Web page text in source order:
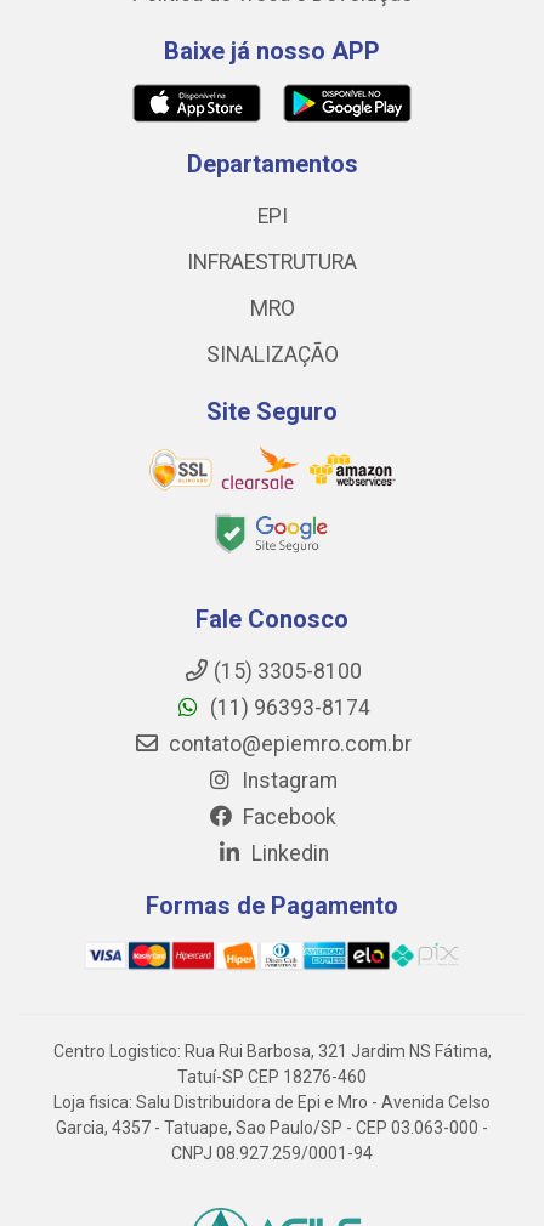
Baixe já nosso APP
Departamentos
EPI
INFRAESTRUTURA
MRO
SINALIZAÇÃO
Site Seguro
Fale Conosco
(15) 3305-8100
(11) 96393-8174
contato@epiemro.com.br
Instagram
Facebook
Linkedin
Formas de Pagamento
Centro Logistico: Rua Rui Barbosa, 321 Jardim NS Fátima,
Tatuí-SP CEP 18276-460
Loja fisica: Salu Distribuidora de Epi e Mro - Avenida Celso
Garcia, 4357 - Tatuape, Sao Paulo/SP - CEP 03.063-000 -
CNPJ 08.927.259/0001-94